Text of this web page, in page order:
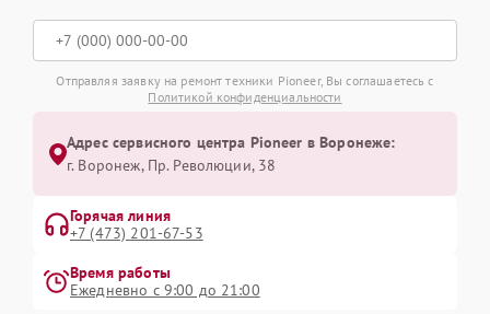
Отправляя заявку на ремонт техники Pioneer, Вы соглашаетесь с
Политикой конфиденциальности
Адрес сервисного центра Pioneer в Воронеже:
г. Воронеж, Пр. Революции, 38
Горячая линия
+7 (473) 201-67-53
Время работы
Ежедневно с 9:00 до 21:00